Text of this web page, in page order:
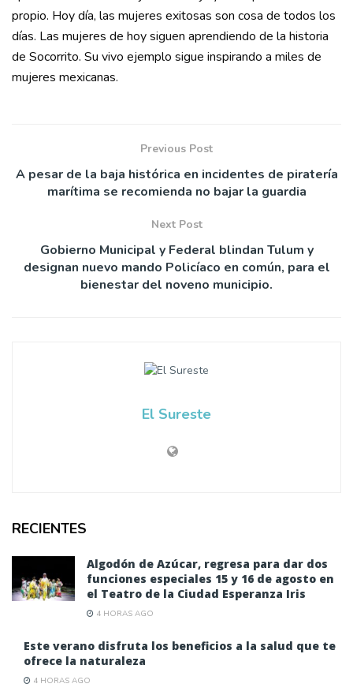
propio. Hoy día, las mujeres exitosas son cosa de todos los
días. Las mujeres de hoy siguen aprendiendo de la historia
de Socorrito. Su vivo ejemplo sigue inspirando a miles de
mujeres mexicanas.
Previous Post
A pesar de la baja histórica en incidentes de piratería
marítima se recomienda no bajar la guardia
Next Post
Gobierno Municipal y Federal blindan Tulum y
designan nuevo mando Policíaco en común, para el
bienestar del noveno municipio.
El Sureste
RECIENTES
Algodón de Azúcar, regresa para dar dos
funciones especiales 15 y 16 de agosto en
el Teatro de la Ciudad Esperanza Iris
4 HORAS AGO
Este verano disfruta los beneficios a la salud que te
ofrece la naturaleza
4 HORAS AGO